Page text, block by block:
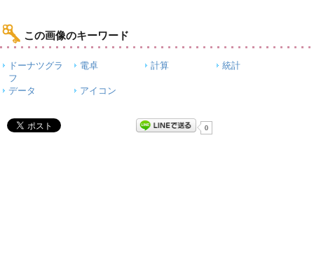
この画像のキーワード
ドーナツグラ
フ
電卓 計算 統計
データ アイコン
0